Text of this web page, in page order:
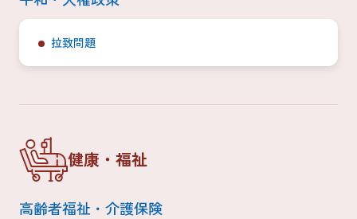
拉致問題
健康・福祉
高齢者福祉・介護保険